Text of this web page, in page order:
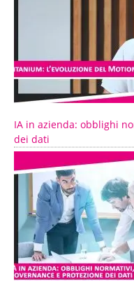
IA in azienda: obblighi
dei dati